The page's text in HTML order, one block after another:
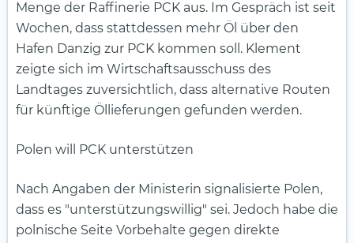
Menge der Raffinerie PCK aus. Im Gespräch ist seit
Wochen, dass stattdessen mehr Öl über den
Hafen Danzig zur PCK kommen soll. Klement
zeigte sich im Wirtschaftsausschuss des
Landtages zuversichtlich, dass alternative Routen
für künftige Öllieferungen gefunden werden.
Polen will PCK unterstützen
Nach Angaben der Ministerin signalisierte Polen,
dass es "unterstützungswillig" sei. Jedoch habe die
polnische Seite Vorbehalte gegen direkte